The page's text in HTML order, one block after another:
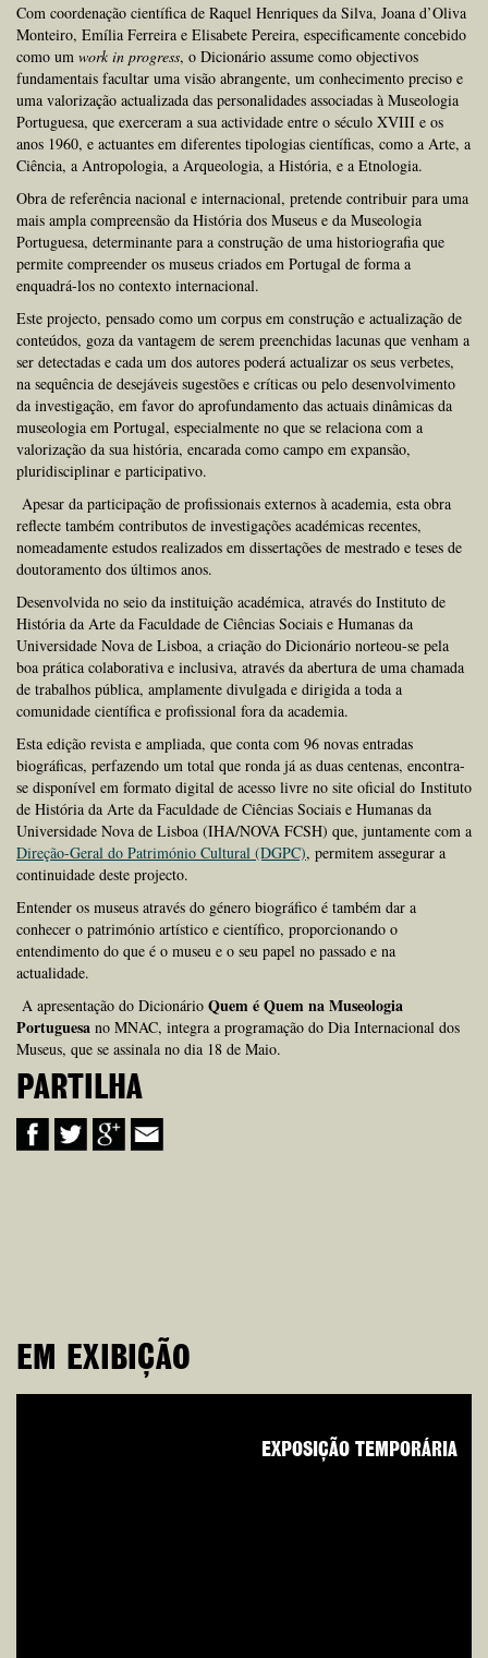
Com coordenação científica de Raquel Henriques da Silva, Joana d’Oliva
Monteiro, Emília Ferreira e Elisabete Pereira, especificamente concebido
como um work in progress, o Dicionário assume como objectivos
fundamentais facultar uma visão abrangente, um conhecimento preciso e
uma valorização actualizada das personalidades associadas à Museologia
Portuguesa, que exerceram a sua actividade entre o século XVIII e os
anos 1960, e actuantes em diferentes tipologias científicas, como a Arte, a
Ciência, a Antropologia, a Arqueologia, a História, e a Etnologia.
Obra de referência nacional e internacional, pretende contribuir para uma
mais ampla compreensão da História dos Museus e da Museologia
Portuguesa, determinante para a construção de uma historiografia que
permite compreender os museus criados em Portugal de forma a
enquadrá-los no contexto internacional.
Este projecto, pensado como um corpus em construção e actualização de
conteúdos, goza da vantagem de serem preenchidas lacunas que venham a
ser detectadas e cada um dos autores poderá actualizar os seus verbetes,
na sequência de desejáveis sugestões e críticas ou pelo desenvolvimento
da investigação, em favor do aprofundamento das actuais dinâmicas da
museologia em Portugal, especialmente no que se relaciona com a
valorização da sua história, encarada como campo em expansão,
pluridisciplinar e participativo.
Apesar da participação de profissionais externos à academia, esta obra
reflecte também contributos de investigações académicas recentes,
nomeadamente estudos realizados em dissertações de mestrado e teses de
doutoramento dos últimos anos.
Desenvolvida no seio da instituição académica, através do Instituto de
História da Arte da Faculdade de Ciências Sociais e Humanas da
Universidade Nova de Lisboa, a criação do Dicionário norteou-se pela
boa prática colaborativa e inclusiva, através da abertura de uma chamada
de trabalhos pública, amplamente divulgada e dirigida a toda a
comunidade científica e profissional fora da academia.
Esta edição revista e ampliada, que conta com 96 novas entradas
biográficas, perfazendo um total que ronda já as duas centenas, encontra-
se disponível em formato digital de acesso livre no site oficial do Instituto
de História da Arte da Faculdade de Ciências Sociais e Humanas da
Universidade Nova de Lisboa (IHA/NOVA FCSH) que, juntamente com a
Direção-Geral do Património Cultural (DGPC), permitem assegurar a
continuidade deste projecto.
Entender os museus através do género biográfico é também dar a
conhecer o património artístico e científico, proporcionando o
entendimento do que é o museu e o seu papel no passado e na
actualidade.
A apresentação do Dicionário Quem é Quem na Museologia
Portuguesa no MNAC, integra a programação do Dia Internacional dos
Museus, que se assinala no dia 18 de Maio.
PARTILHA
EM EXIBIÇÃO
EXPOSIÇÃO TEMPORÁRIA